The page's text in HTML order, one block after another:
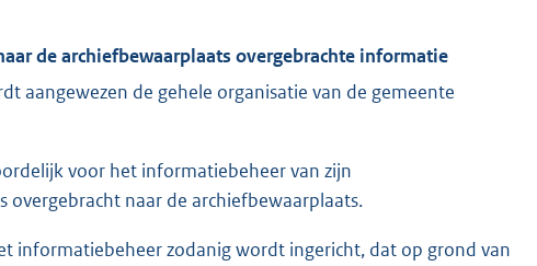
de archiefbewaarplaats overgebrachte informatie
aangewezen de gehele organisatie van de gemeente
voor het informatiebeheer van zijn
naar de archiefbewaarplaats.
informatiebeheer zodanig wordt ingericht, dat op grond van